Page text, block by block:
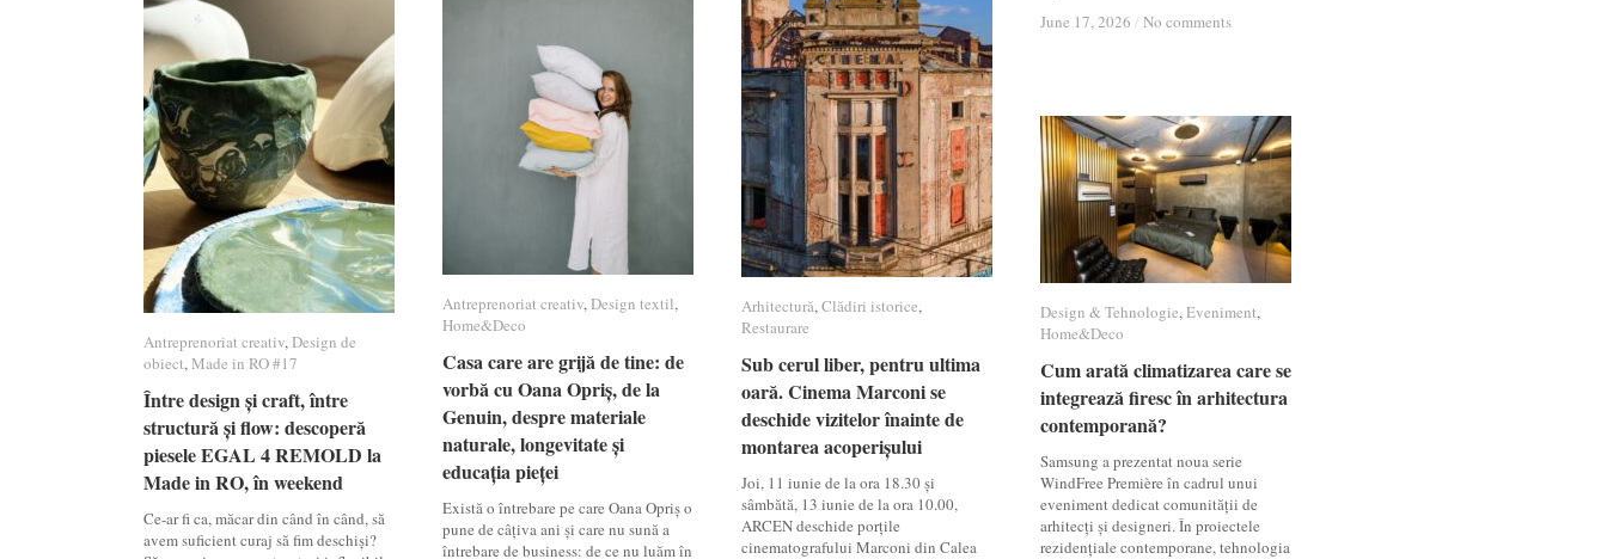
June 17, 2026 / No comments
June 17, 2026 / No comments
Antreprenoriat creativ,Design textil,
Home&Deco
Casa care are grijă de tine: de
vorbă cu Oana Opriș, de la
Genuin, despre materiale
naturale, longevitate și
educația pieței
Există o întrebare pe care Oana Opriș o
pune de câțiva ani și care nu sună a
întrebare de business: de ce nu luăm în
Antreprenoriat creativ Design textil
Home&Deco
Casa care are grijă de tine: de
vorbă cu Oana Opriș, de la
Genuin, despre materiale
naturale, longevitate și
educația pieței
Arhitectură,Clădiri istorice,
Restaurare
Sub cerul liber, pentru ultima
oară. Cinema Marconi se
deschide vizitelor înainte de
montarea acoperișului
Joi, 11 iunie de la ora 18.30 și
sâmbătă, 13 iunie de la ora 10.00,
ARCEN deschide porțile
cinematografului Marconi din Calea
Arhitectură Clădiri istorice
Restaurare
Sub cerul liber, pentru ultima
oară. Cinema Marconi se
deschide vizitelor înainte de
montarea acoperișului
Antreprenoriat creativ,Design de
obiect,Made in RO #17
Între design și craft, între
structură și flow: descoperă
piesele EGAL 4 REMOLD la
Made in RO, în weekend
Ce-ar fi ca, măcar din când în când, să
avem suficient curaj să fim deschiși?
Antreprenoriat creativ Design de
obiect Made in RO #17
Între design și craft, între
structură și flow: descoperă
piesele EGAL 4 REMOLD la
Made in RO, în weekend
Design & Tehnologie,Eveniment,
Home&Deco
Cum arată climatizarea care se
integrează firesc în arhitectura
contemporană?
Samsung a prezentat noua serie
WindFree Première în cadrul unui
eveniment dedicat comunității de
arhitecți și designeri. În proiectele
rezidențiale contemporane, tehnologia
Design & Tehnologie Eveniment
Home&Deco
Cum arată climatizarea care se
integrează firesc în arhitectura
contemporană?